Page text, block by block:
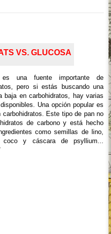
VS. GLUCOSA
una fuente importante de
pero si estás buscando una
baja en carbohidratos, hay varias
Una opción popular es
carbohidratos. Este tipo de pan no
de carbono y está hecho
como semillas de lino,
coco y cáscara de psyllium...